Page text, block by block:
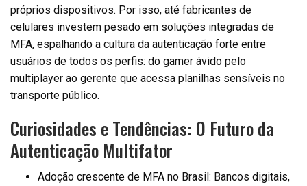
próprios dispositivos. Por isso, até fabricantes de
celulares investem pesado em soluções integradas de
MFA, espalhando a cultura da autenticação forte entre
usuários de todos os perfis: do gamer ávido pelo
multiplayer ao gerente que acessa planilhas sensíveis no
transporte público.
Curiosidades e Tendências: O Futuro da
Autenticação Multifator
Adoção crescente de MFA no Brasil: Bancos digitais,